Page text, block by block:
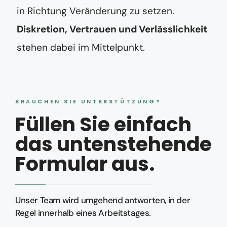
in Richtung Veränderung zu setzen.
Diskretion, Vertrauen und Verlässlichkeit
stehen dabei im Mittelpunkt.
BRAUCHEN SIE UNTERSTÜTZUNG?
Füllen Sie einfach
das untenstehende
Formular aus.
Unser Team wird umgehend antworten, in der
Regel innerhalb eines Arbeitstages.